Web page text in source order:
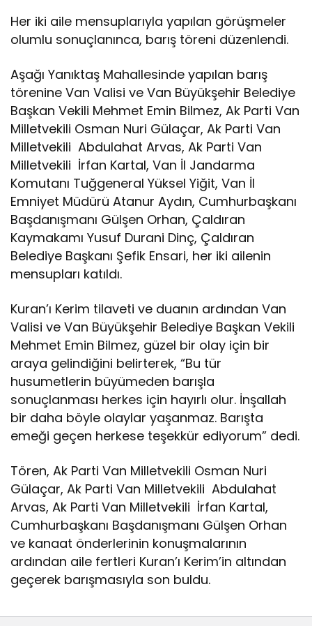
Her iki aile mensuplarıyla yapılan görüşmeler
olumlu sonuçlanınca, barış töreni düzenlendi.
Aşağı Yanıktaş Mahallesinde yapılan barış
törenine Van Valisi ve Van Büyükşehir Belediye
Başkan Vekili Mehmet Emin Bilmez, Ak Parti Van
Milletvekili Osman Nuri Gülaçar, Ak Parti Van
Milletvekili Abdulahat Arvas, Ak Parti Van
Milletvekili İrfan Kartal, Van İl Jandarma
Komutanı Tuğgeneral Yüksel Yiğit, Van İl
Emniyet Müdürü Atanur Aydın, Cumhurbaşkanı
Başdanışmanı Gülşen Orhan, Çaldıran
Kaymakamı Yusuf Durani Dinç, Çaldıran
Belediye Başkanı Şefik Ensari, her iki ailenin
mensupları katıldı.
Kuran’ı Kerim tilaveti ve duanın ardından Van
Valisi ve Van Büyükşehir Belediye Başkan Vekili
Mehmet Emin Bilmez, güzel bir olay için bir
araya gelindiğini belirterek, “Bu tür
husumetlerin büyümeden barışla
sonuçlanması herkes için hayırlı olur. İnşallah
bir daha böyle olaylar yaşanmaz. Barışta
emeği geçen herkese teşekkür ediyorum” dedi.
Tören, Ak Parti Van Milletvekili Osman Nuri
Gülaçar, Ak Parti Van Milletvekili Abdulahat
Arvas, Ak Parti Van Milletvekili İrfan Kartal,
Cumhurbaşkanı Başdanışmanı Gülşen Orhan
ve kanaat önderlerinin konuşmalarının
ardından aile fertleri Kuran’ı Kerim’in altından
geçerek barışmasıyla son buldu.